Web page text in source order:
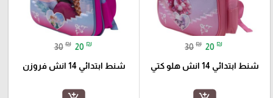
30 ₪ 20 ₪
شنط ابتدائي 14 انش هلو كتي
30 ₪ 20 ₪
شنط ابتدائي 14 انش فروزن